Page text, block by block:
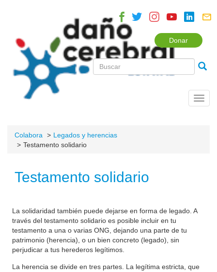
Donar
Colabora
Legados y herencias
Testamento solidario
Testamento solidario
La solidaridad también puede dejarse en forma de legado. A
través del testamento solidario es posible incluir en tu
testamento a una o varias ONG, dejando una parte de tu
patrimonio (herencia), o un bien concreto (legado), sin
perjudicar a tus herederos legítimos.
La herencia se divide en tres partes. La legítima estricta, que